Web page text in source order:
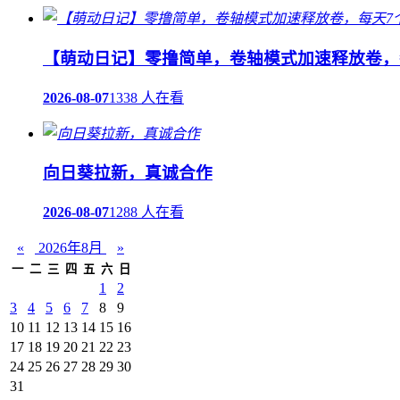
【萌动日记】零撸简单，卷轴模式加速释放卷
2026-08-071338 人在看
向日葵拉新，真诚合作
2026-08-071288 人在看
« 2026年8月 »
一 二 三 四 五 六 日
1
2
3
4 5 6 7 8
9
10 11 12 13 14 15 16
17 18 19 20 21 22 23
24 25 26 27 28 29 30
31